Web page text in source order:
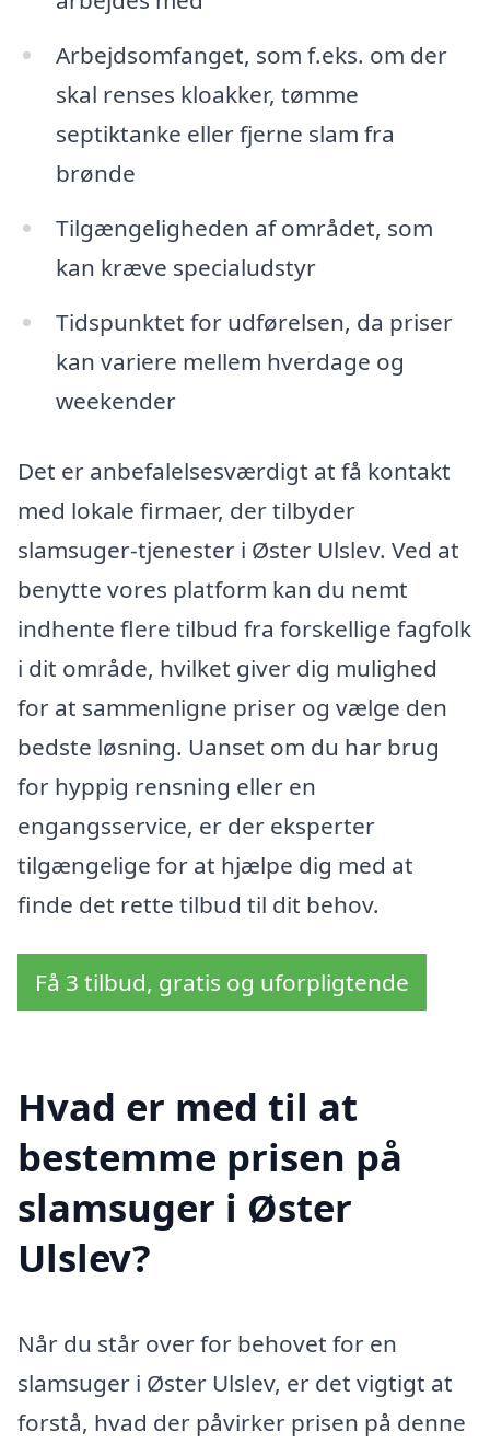
Arbejdsomfanget, som f.eks. om der
skal renses kloakker, tømme
septiktanke eller fjerne slam fra
brønde
Tilgængeligheden af området, som
kan kræve specialudstyr
Tidspunktet for udførelsen, da priser
kan variere mellem hverdage og
weekender
Det er anbefalelsesværdigt at få kontakt
med lokale firmaer, der tilbyder
slamsuger-tjenester i Øster Ulslev. Ved at
benytte vores platform kan du nemt
indhente flere tilbud fra forskellige fagfolk
i dit område, hvilket giver dig mulighed
for at sammenligne priser og vælge den
bedste løsning. Uanset om du har brug
for hyppig rensning eller en
engangsservice, er der eksperter
tilgængelige for at hjælpe dig med at
finde det rette tilbud til dit behov.
Få 3 tilbud, gratis og uforpligtende
Hvad er med til at
bestemme prisen på
slamsuger i Øster
Ulslev?
Når du står over for behovet for en
slamsuger i Øster Ulslev, er det vigtigt at
forstå, hvad der påvirker prisen på denne